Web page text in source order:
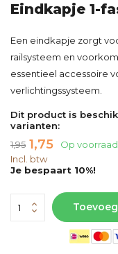
Eindkapje 1-
Een eindkapje zorgt
railsysteem en
essentieel accessoire
verlichtingssysteem.
Dit product is
varianten:
1,95 1,75
Op voorraad
Incl. btw
Je bespaart 10%!